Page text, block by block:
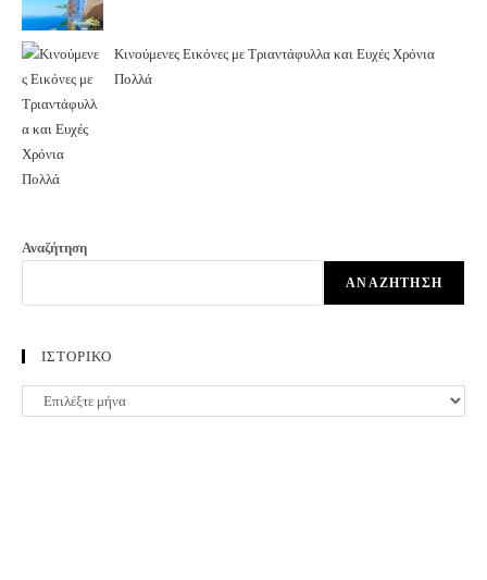
Κινούμενες Εικόνες με Τριαντάφυλλα και Ευχές Χρόνια
Πολλά
Αναζήτηση
ΑΝΑΖΉΤΗΣΗ
ΙΣΤΟΡΙΚΟ
ΙΣΤΟΡΙΚΟ